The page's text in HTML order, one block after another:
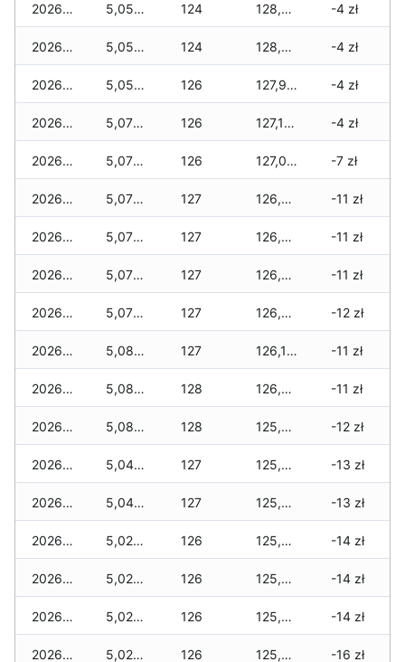
2026-03-03 5,055 zł 124 128,220 zł -4 zł
2026-03-02 5,055 zł 124 128,075 zł -4 zł
2026-03-01 5,055 zł 126 127,925 zł -4 zł
2026-02-27 5,070 zł 126 127,140 zł -4 zł
2026-02-26 5,070 zł 126 127,015 zł -7 zł
2026-02-25 5,070 zł 127 126,875 zł -11 zł
2026-02-24 5,070 zł 127 126,575 zł -11 zł
2026-02-23 5,070 zł 127 126,575 zł -11 zł
2026-02-22 5,070 zł 127 126,345 zł -12 zł
2026-02-21 5,085 zł 127 126,190 zł -11 zł
2026-02-20 5,085 zł 128 126,090 zł -11 zł
2026-02-19 5,085 zł 128 125,915 zł -12 zł
2026-02-18 5,045 zł 127 125,865 zł -13 zł
2026-02-17 5,045 zł 127 125,815 zł -13 zł
2026-02-16 5,020 zł 126 125,675 zł -14 zł
2026-02-15 5,020 zł 126 125,595 zł -14 zł
2026-02-14 5,020 zł 126 125,520 zł -14 zł
2026-02-13 5,020 zł 126 125,305 zł -16 zł